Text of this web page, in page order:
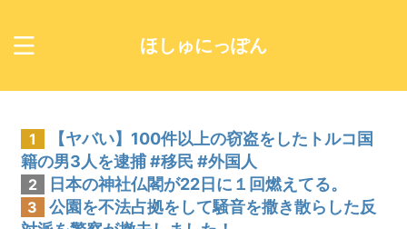
ほしゅにっぽん
1
【ヤバい】100件以上の窃盗をしたトルコ国
籍の男3人を逮捕 #移民 #外国人
2 日本の神社仏閣が22日に１回燃えてる。
3
公園を不法占拠をして騒音を撒き散らした反